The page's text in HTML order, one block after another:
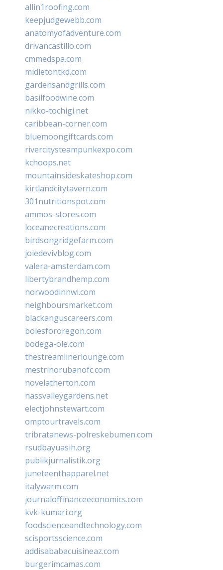
allin1roofing.com
keepjudgewebb.com
anatomyofadventure.com
drivancastillo.com
cmmedspa.com
midletontkd.com
gardensandgrills.com
basilfoodwine.com
nikko-tochigi.net
caribbean-corner.com
bluemoongiftcards.com
rivercitysteampunkexpo.com
kchoops.net
mountainsideskateshop.com
kirtlandcitytavern.com
301nutritionspot.com
ammos-stores.com
loceanecreations.com
birdsongridgefarm.com
joiedevivblog.com
valera-amsterdam.com
libertybrandhemp.com
norwoodinnwi.com
neighboursmarket.com
blackanguscareers.com
bolesfororegon.com
bodega-ole.com
thestreamlinerlounge.com
mestrinorubanofc.com
novelatherton.com
nassvalleygardens.net
electjohnstewart.com
omptourtravels.com
tribratanews-polreskebumen.com
rsudbayuasih.org
publikjurnalistik.org
juneteenthapparel.net
italywarm.com
journaloffinanceeconomics.com
kvk-kumari.org
foodscienceandtechnology.com
scisportsscience.com
addisababacuisineaz.com
burgerimcamas.com